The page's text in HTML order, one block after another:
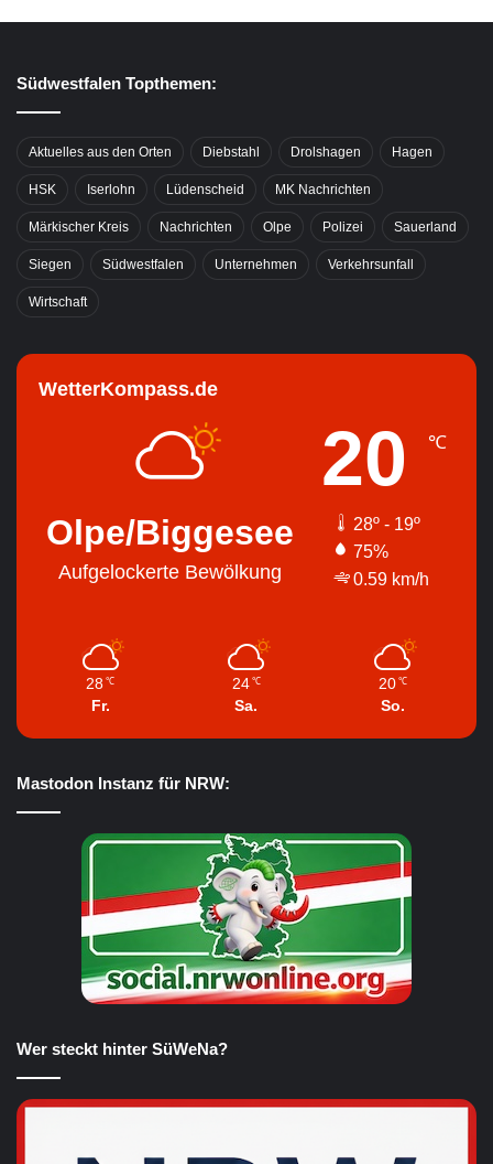
Südwestfalen Topthemen:
Aktuelles aus den Orten Diebstahl Drolshagen Hagen
HSK Iserlohn Lüdenscheid MK Nachrichten
Märkischer Kreis Nachrichten Olpe Polizei Sauerland
Siegen Südwestfalen Unternehmen Verkehrsunfall
Wirtschaft
WetterKompass.de
Olpe/Biggesee
Aufgelockerte Bewölkung
20 ℃
28º - 19º
75%
0.59 km/h
28 ℃
Fr.
24 ℃
Sa.
20 ℃
So.
Mastodon Instanz für NRW:
Wer steckt hinter SüWeNa?